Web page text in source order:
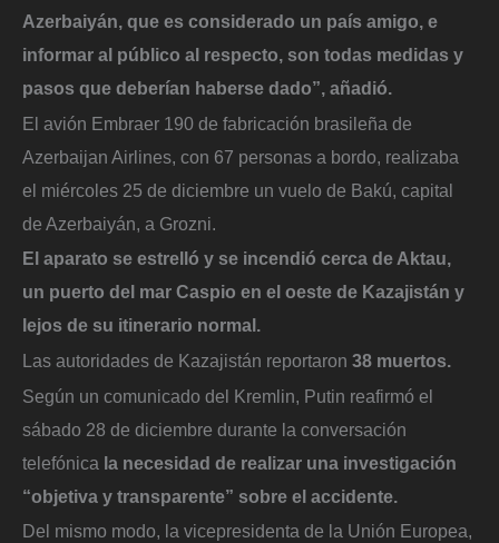
Azerbaiyán, que es considerado un país amigo, e
informar al público al respecto, son todas medidas y
pasos que deberían haberse dado”, añadió.
El avión Embraer 190 de fabricación brasileña de
Azerbaijan Airlines, con 67 personas a bordo, realizaba
el miércoles 25 de diciembre un vuelo de Bakú, capital
de Azerbaiyán, a Grozni.
El aparato se estrelló y se incendió cerca de Aktau,
un puerto del mar Caspio en el oeste de Kazajistán y
lejos de su itinerario normal.
Las autoridades de Kazajistán reportaron 38 muertos.
Según un comunicado del Kremlin, Putin reafirmó el
sábado 28 de diciembre durante la conversación
telefónica la necesidad de realizar una investigación
“objetiva y transparente” sobre el accidente.
Del mismo modo, la vicepresidenta de la Unión Europea,